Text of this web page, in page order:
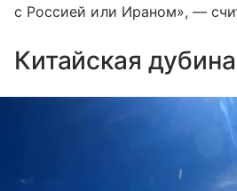
с Россией или Ираном», —
Китайская дубина